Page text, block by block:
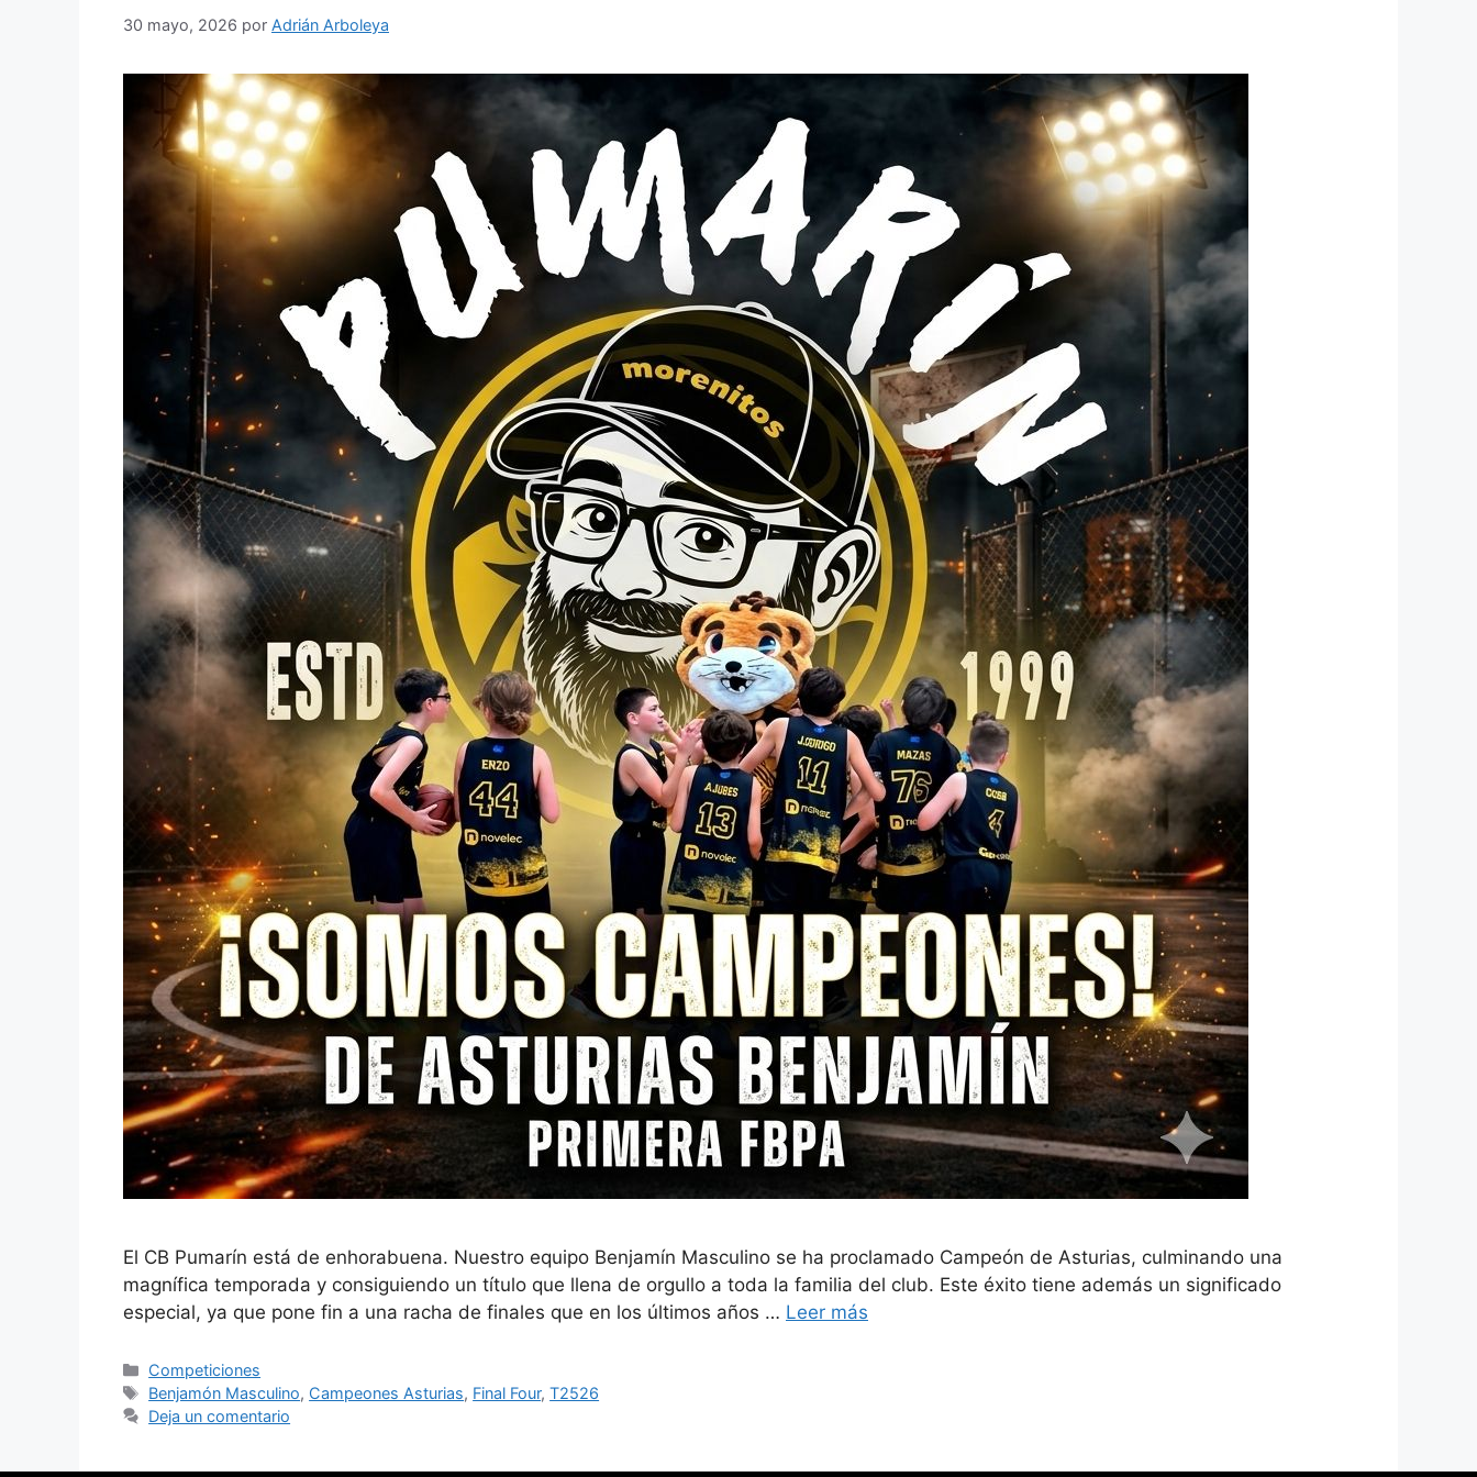
30 mayo, 2026 por Adrián Arboleya
El CB Pumarín está de enhorabuena. Nuestro equipo Benjamín Masculino se ha proclamado Campeón de Asturias, culminando una
magnífica temporada y consiguiendo un título que llena de orgullo a toda la familia del club. Este éxito tiene además un significado
especial, ya que pone fin a una racha de finales que en los últimos años … Leer más
Competiciones
Benjamón Masculino, Campeones Asturias, Final Four,T2526
Deja un comentario